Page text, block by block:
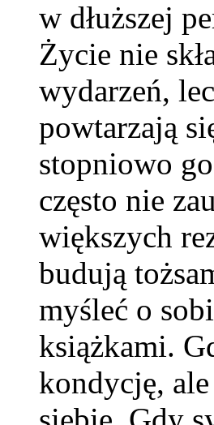
w dłuższej
Życie nie
wydarzeń,
powtarzają
stopniowo
często nie
większych
budują
myśleć o
książkami.
kondycję,